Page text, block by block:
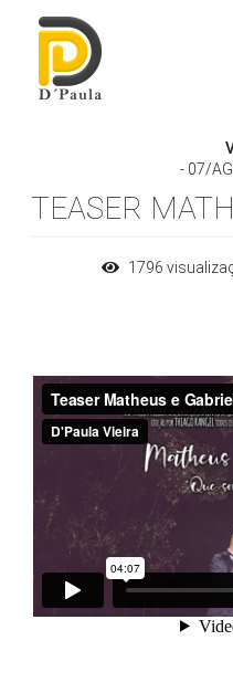
07/
TEASER
1796